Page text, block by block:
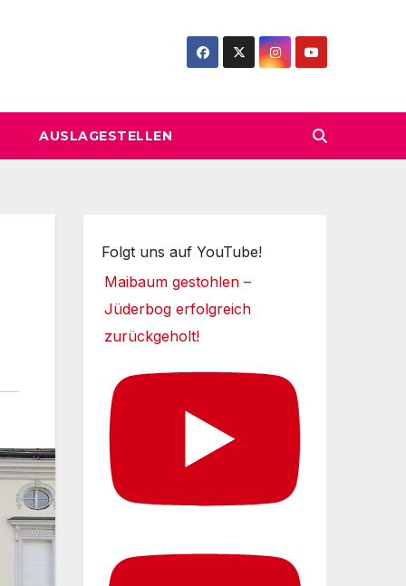
AUSLAGESTELLEN
Folgt uns auf YouTube!
Maibaum gestohlen –
Jüderbog erfolgreich
zurückgeholt!